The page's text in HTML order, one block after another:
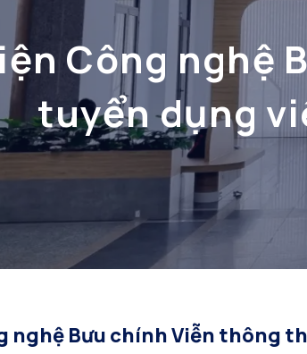
Công nghệ
tuyển dụng
nghệ Bưu chính Viễn thông